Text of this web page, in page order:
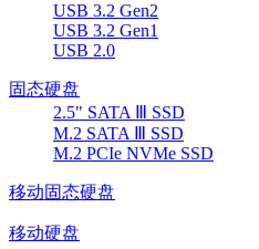
USB 3.2 Gen2
USB 3.2 Gen1
USB 2.0
固态硬盘
2.5" SATA Ⅲ SSD
M.2 SATA Ⅲ SSD
M.2 PCIe NVMe SSD
移动固态硬盘
移动硬盘